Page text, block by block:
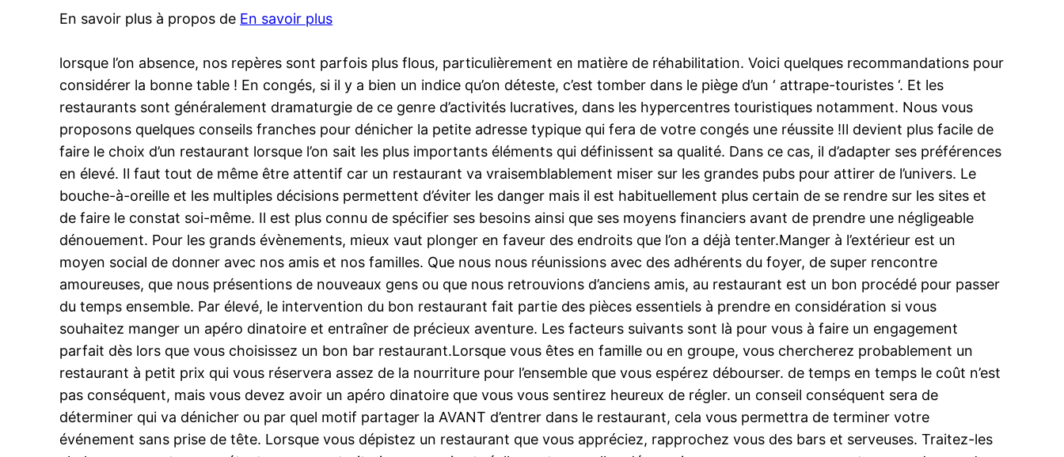
En savoir plus à propos de En savoir plus
lorsque l’on absence, nos repères sont parfois plus flous, particulièrement en matière de réhabilitation. Voici quelques recommandations pour
considérer la bonne table ! En congés, si il y a bien un indice qu’on déteste, c’est tomber dans le piège d’un ‘ attrape-touristes ‘. Et les
restaurants sont généralement dramaturgie de ce genre d’activités lucratives, dans les hypercentres touristiques notamment. Nous vous
proposons quelques conseils franches pour dénicher la petite adresse typique qui fera de votre congés une réussite !Il devient plus facile de
faire le choix d’un restaurant lorsque l’on sait les plus importants éléments qui définissent sa qualité. Dans ce cas, il d’adapter ses préférences
en élevé. Il faut tout de même être attentif car un restaurant va vraisemblablement miser sur les grandes pubs pour attirer de l’univers. Le
bouche-à-oreille et les multiples décisions permettent d’éviter les danger mais il est habituellement plus certain de se rendre sur les sites et
de faire le constat soi-même. Il est plus connu de spécifier ses besoins ainsi que ses moyens financiers avant de prendre une négligeable
dénouement. Pour les grands évènements, mieux vaut plonger en faveur des endroits que l’on a déjà tenter.Manger à l’extérieur est un
moyen social de donner avec nos amis et nos familles. Que nous nous réunissions avec des adhérents du foyer, de super rencontre
amoureuses, que nous présentions de nouveaux gens ou que nous retrouvions d’anciens amis, au restaurant est un bon procédé pour passer
du temps ensemble. Par élevé, le intervention du bon restaurant fait partie des pièces essentiels à prendre en considération si vous
souhaitez manger un apéro dinatoire et entraîner de précieux aventure. Les facteurs suivants sont là pour vous à faire un engagement
parfait dès lors que vous choisissez un bon bar restaurant.Lorsque vous êtes en famille ou en groupe, vous chercherez probablement un
restaurant à petit prix qui vous réservera assez de la nourriture pour l’ensemble que vous espérez débourser. de temps en temps le coût n’est
pas conséquent, mais vous devez avoir un apéro dinatoire que vous vous sentirez heureux de régler. un conseil conséquent sera de
déterminer qui va dénicher ou par quel motif partager la AVANT d’entrer dans le restaurant, cela vous permettra de terminer votre
événement sans prise de tête. Lorsque vous dépistez un restaurant que vous appréciez, rapprochez vous des bars et serveuses. Traitez-les